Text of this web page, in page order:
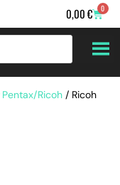
0,00€ 0
Pentax/Ricoh / Ricoh